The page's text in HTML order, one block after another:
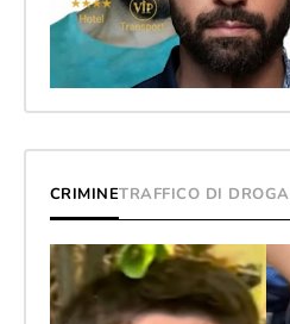
CRIMINETRAFFICO DI DROGA